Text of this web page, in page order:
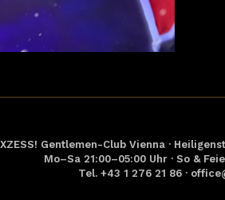
Gentlemen-Club Vienna ·
Mo–Sa 21:00–05:00 Uhr · So &
Tel. +43 1 276 21 86 ·